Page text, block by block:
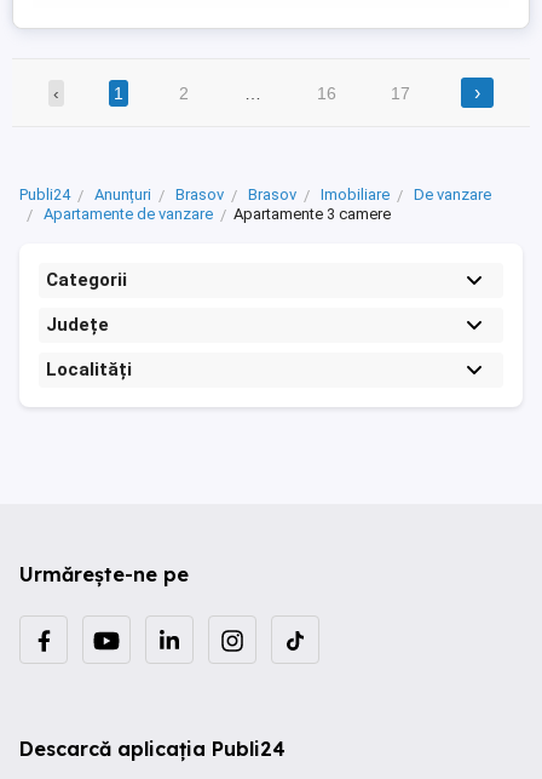
‹ 1 2 16 17 ›
Publi24 Anunțuri Brasov Brasov Imobiliare
De vanzare
Apartamente de vanzare
Apartamente 3 camere
Categorii
Județe
Localități
Urmărește-ne pe
Descarcă aplicația Publi24